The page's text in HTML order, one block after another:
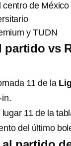
centro de México
y TUDN
partido vs
11 de la
in.
11 de la
del último